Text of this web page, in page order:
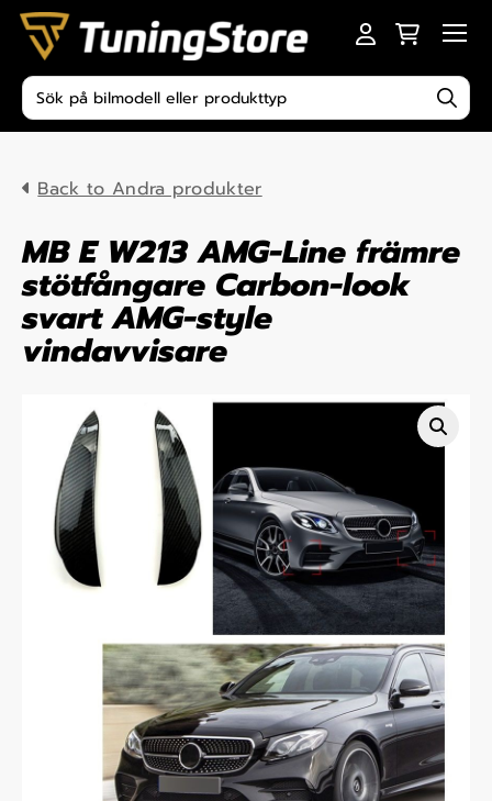
Skip to content
Produktsökning
Back to Andra produkter
MB E W213 AMG-Line främre
stötfångare Carbon-look
svart AMG-style
vindavvisare